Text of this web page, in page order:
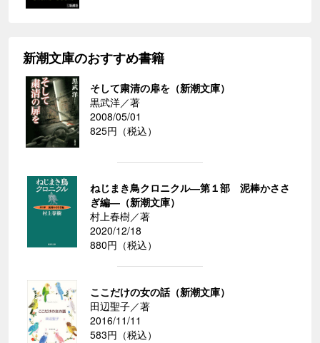
新潮文庫のおすすめ書籍
そして粛清の扉を（新潮文庫）
黒武洋／著
2008/05/01
825円（税込）
ねじまき鳥クロニクル―第１部 泥棒かささ
ぎ編―（新潮文庫）
村上春樹／著
2020/12/18
880円（税込）
ここだけの女の話（新潮文庫）
田辺聖子／著
2016/11/11
583円（税込）